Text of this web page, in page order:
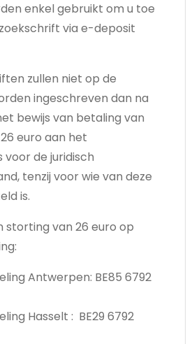
enkel gebruikt om u toe
via e-deposit
zullen niet op de
ingeschreven dan na
bewijs van betaling van
euro aan het
voor de juridisch
tenzij voor wie van deze
is.
storting van 26 euro op
Antwerpen: BE85 6792
Hasselt : BE29 6792